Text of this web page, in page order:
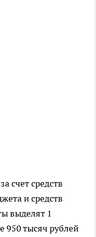
за счет средств
и средств
выделят 1
950 тысяч рублей